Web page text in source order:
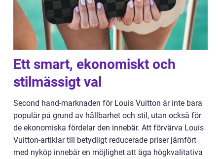
Ett smart, ekonomiskt och
stilmässigt val
Second hand-marknaden för Louis Vuitton är inte bara
populär på grund av hållbarhet och stil, utan också för
de ekonomiska fördelar den innebär. Att förvärva Louis
Vuitton-artiklar till betydligt reducerade priser jämfört
med nyköp innebär en möjlighet att äga högkvalitativa